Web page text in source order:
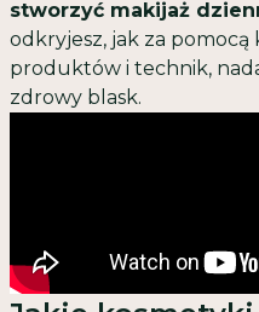
stworzyć makijaż
odkryjesz, jak za
produktów i technik,
zdrowy blask.